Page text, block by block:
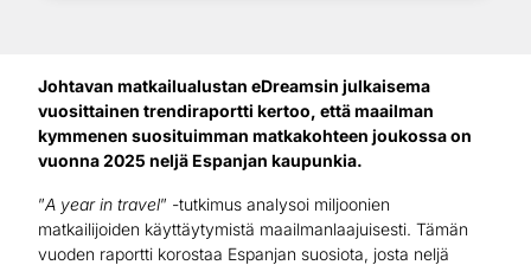
Johtavan matkailualustan eDreamsin julkaisema
vuosittainen trendiraportti kertoo, että maailman
kymmenen suosituimman matkakohteen joukossa on
vuonna 2025 neljä Espanjan kaupunkia.
”A year in travel” -tutkimus analysoi miljoonien
matkailijoiden käyttäytymistä maailmanlaajuisesti. Tämän
vuoden raportti korostaa Espanjan suosiota, josta neljä